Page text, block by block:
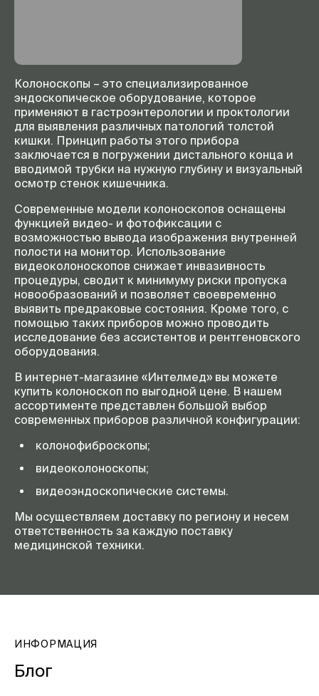
Колоноскопы – это специализированное
эндоскопическое оборудование, которое
применяют в гастроэнтерологии и проктологии
для выявления различных патологий толстой
кишки. Принцип работы этого прибора
заключается в погружении дистального конца и
вводимой трубки на нужную глубину и визуальный
осмотр стенок кишечника.
Современные модели колоноскопов оснащены
функцией видео- и фотофиксации с
возможностью вывода изображения внутренней
полости на монитор. Использование
видеоколоноскопов снижает инвазивность
процедуры, сводит к минимуму риски пропуска
новообразований и позволяет своевременно
выявить предраковые состояния. Кроме того, с
помощью таких приборов можно проводить
исследование без ассистентов и рентгеновского
оборудования.
В интернет-магазине «Интелмед» вы можете
купить колоноскоп по выгодной цене. В нашем
ассортименте представлен большой выбор
современных приборов различной конфигурации:
колонофиброскопы;
видеоколоноскопы;
видеоэндоскопические системы.
Мы осуществляем доставку по региону и несем
ответственность за каждую поставку
медицинской техники.
ИНФОРМАЦИЯ
Блог